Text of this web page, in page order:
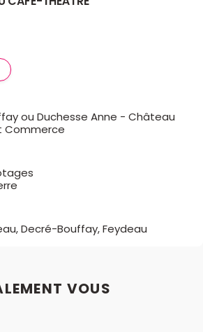
ou Duchesse Anne - Château
Commerce
Decré-Bouffay, Feydeau
VOUS